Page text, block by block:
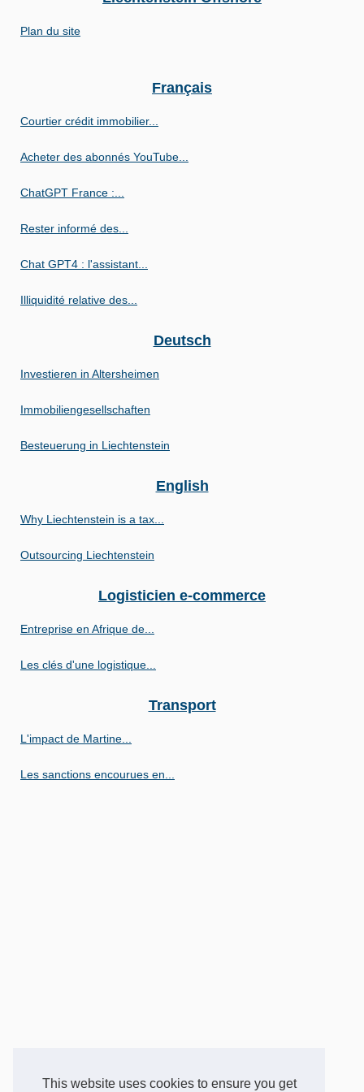
This website uses cookies to ensure you get
Plan du site
Français
Courtier crédit immobilier...
Acheter des abonnés YouTube...
ChatGPT France :...
Rester informé des...
Chat GPT4 : l'assistant...
Illiquidité relative des...
Deutsch
Investieren in Altersheimen
Immobiliengesellschaften
Besteuerung in Liechtenstein
English
Why Liechtenstein is a tax...
Outsourcing Liechtenstein
Logisticien e-commerce
Entreprise en Afrique de...
Les clés d'une logistique...
Transport
L'impact de Martine...
Les sanctions encourues en...